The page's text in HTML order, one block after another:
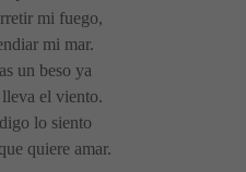
mi fuego,
mi mar.
un beso ya
el viento.
lo siento
quiere amar.